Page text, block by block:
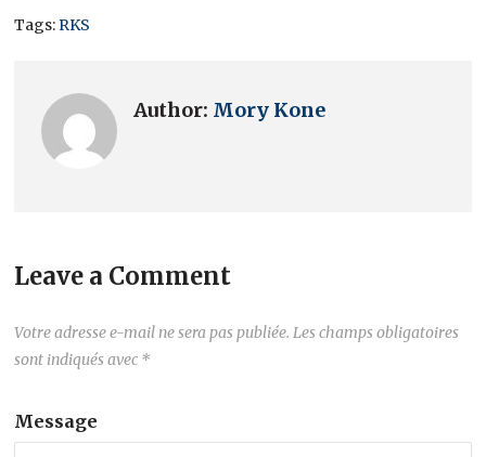
Tags: RKS
Author: Mory Kone
Leave a Comment
Votre adresse e-mail ne sera pas publiée. Les champs obligatoires
sont indiqués avec *
Message